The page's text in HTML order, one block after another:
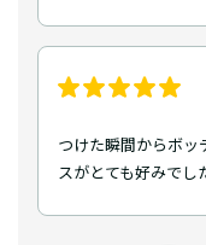
つけた瞬間からボッ
スがとても好みでし